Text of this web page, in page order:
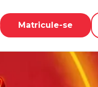
Matricule-se